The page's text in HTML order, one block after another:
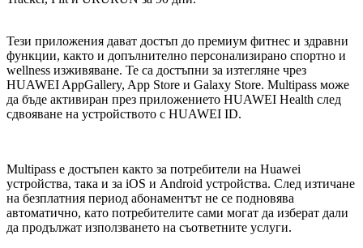
Тези приложения дават достъп до премиум фитнес и здравни
функции, както и допълнително персонализирано спортно и
wellness изживяване. Те са достъпни за изтегляне чрез
HUAWEI AppGallery, App Store и Galaxy Store. Multipass може
да бъде активиран през приложението HUAWEI Health след
сдвояване на устройството с HUAWEI ID.
Multipass е достъпен както за потребители на Huawei
устройства, така и за iOS и Android устройства. След изтичане
на безплатния период абонаментът не се подновява
автоматично, като потребителите сами могат да изберат дали
да продължат използването на съответните услуги.